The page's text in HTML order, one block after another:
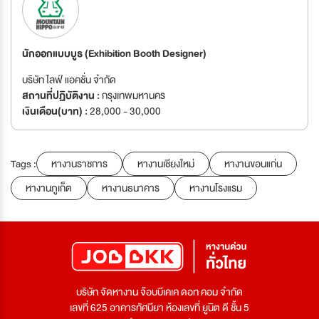
นักออกแบบบูธ (Exhibition Booth Designer)
บริษัท ไลฟ์ แอคชั่น จำกัด
สถานที่ปฏิบัติงาน :กรุงเทพมหานคร
เงินเดือน(บาท) :28,000 - 30,000
Tags : หางานราชการ หางานเชียงใหม่
หางานขอนแก่น
หางานภูเก็ต
หางานธนาคาร หางานโรงแรม
บริษัท จัดหางาน จ๊อบบีเคเค ดอท คอม จำกัด
เลขที่ 625 อาคารทัศนียา ห้องเลขที่ ยูนิต ดี ชั้น 5